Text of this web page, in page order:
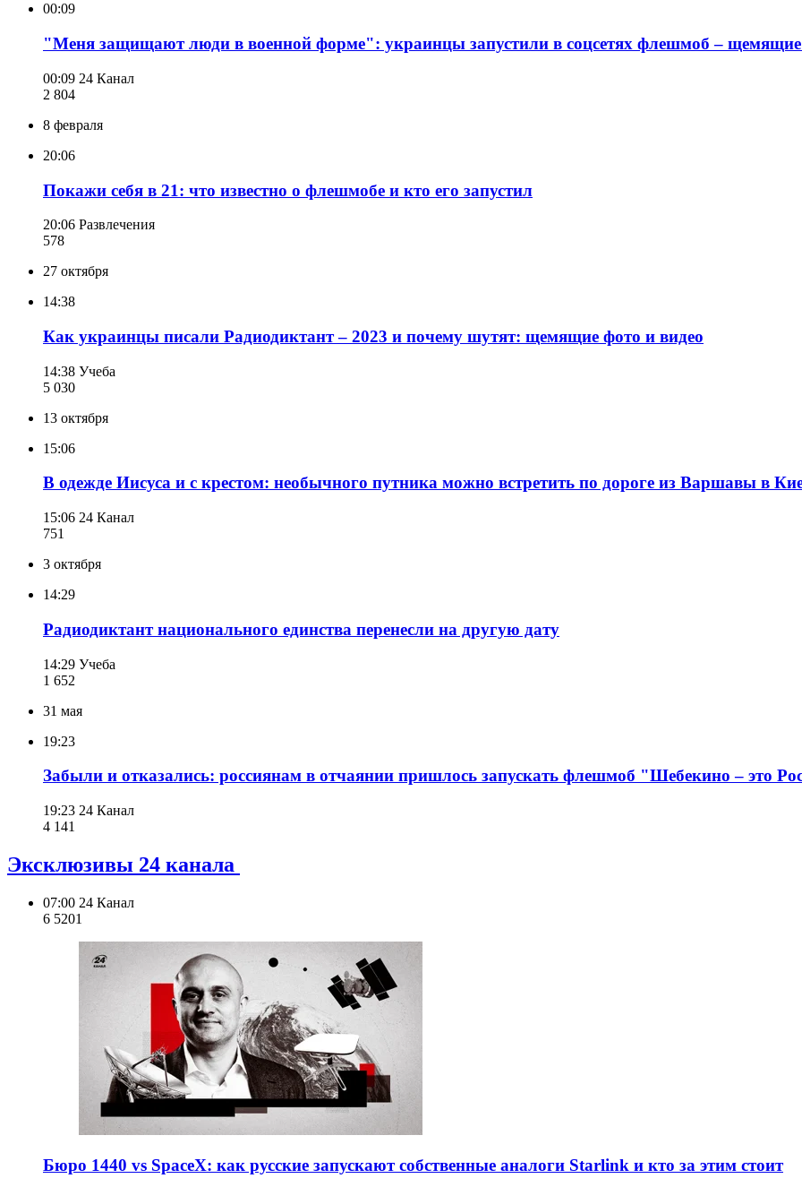
00:09
"Меня защищают люди в военной форме": украинцы запустили в соцсетях флешмоб –
00:09 24 Канал
2 804
8 февраля
20:06
Покажи себя в 21: что известно о флешмобе и кто его запустил
20:06 Развлечения
578
27 октября
14:38
Как украинцы писали Радиодиктант – 2023 и почему шутят: щемящие фото и видео
14:38 Учеба
5 030
13 октября
15:06
В одежде Иисуса и с крестом: необычного путника можно встретить по дороге из Варшавы в
15:06 24 Канал
751
3 октября
14:29
Радиодиктант национального единства перенесли на другую дату
14:29 Учеба
1 652
31 мая
19:23
Забыли и отказались: россиянам в отчаянии пришлось запускать флешмоб "Шебекино – это
19:23 24 Канал
4 141
Эксклюзивы 24 канала
07:00 24 Канал
6 5201
Бюро 1440 vs SpaceX: как русские запускают собственные аналоги Starlink и кто за этим стоит